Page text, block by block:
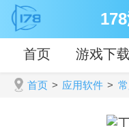
首页 游戏下载
首页 > 应用软件 >